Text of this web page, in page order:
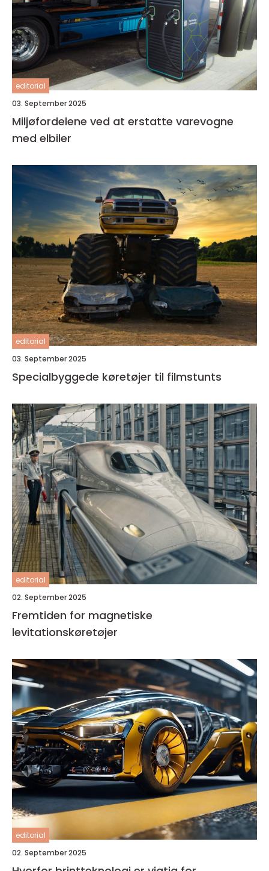
editorial
03. September 2025
Miljøfordelene ved at erstatte varevogne
med elbiler
editorial
03. September 2025
Specialbyggede køretøjer til filmstunts
editorial
02. September 2025
Fremtiden for magnetiske
levitationskøretøjer
editorial
02. September 2025